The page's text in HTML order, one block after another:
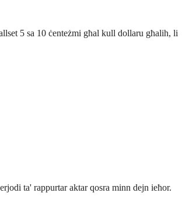
5 sa 10 ċenteżmi għal kull dollaru għalih, li
ta' rappurtar aktar qosra minn dejn ieħor.